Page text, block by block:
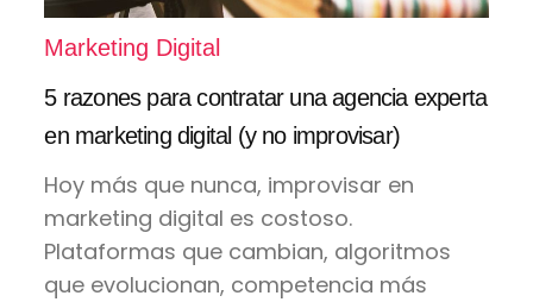
Marketing Digital
5 razones para contratar una agencia experta
en marketing digital (y no improvisar)
Hoy más que nunca, improvisar en
marketing digital es costoso.
Plataformas que cambian, algoritmos
que evolucionan, competencia más